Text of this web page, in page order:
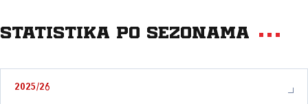
Statistika po sezonama
2025/26